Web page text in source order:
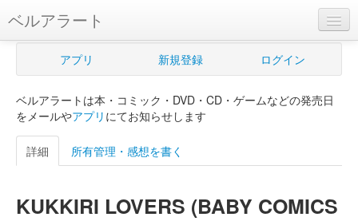
ベルアラート
ベルアラートとは
新規登録
ログイン
購入管理
アプリ 新規登録 ログイン
ベルアラートは本・コミック・DVD・CD・ゲームなどの発売日
をメールやアプリ にてお知らせします
詳細 所有管理・感想を書く
KUKKIRI LOVERS (BABY COMICS